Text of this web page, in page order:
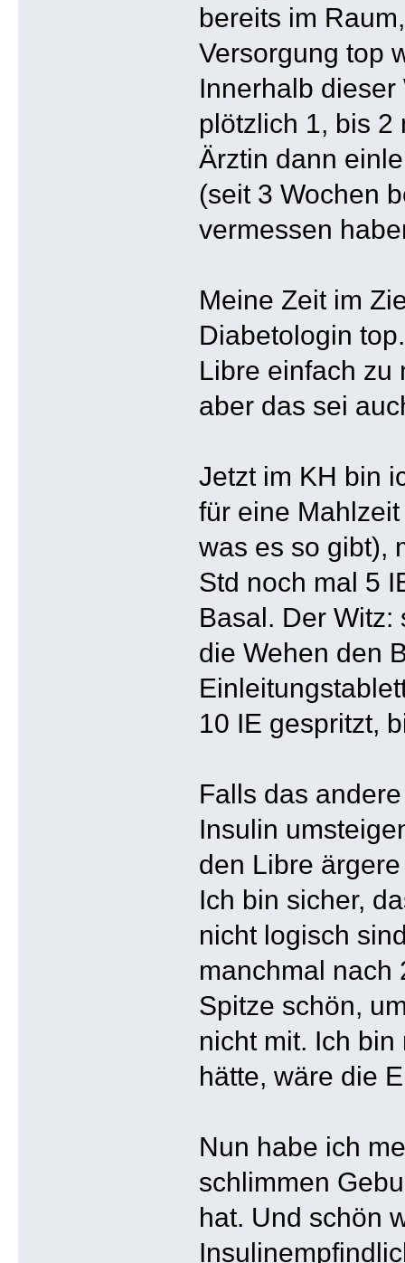
bereits im
Versorgung top
Innerhalb
plötzlich 1, bis 2
Ärztin dann
(seit 3 Wochen
vermessen
Meine Zeit im
Diabetologin
Libre einfach zu
aber das sei
Jetzt im KH bin
für eine
was es so gibt),
Std noch mal 5
Basal. Der
die Wehen den
10 IE gespritzt,
Falls das
Insulin
den Libre
Ich bin sicher,
nicht logisch
manchmal nach
Spitze schön,
nicht mit. Ich
hätte, wäre die
Nun habe ich
schlimmen
hat. Und schön